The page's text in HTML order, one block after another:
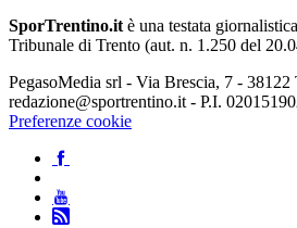
SporTrentino.it è una testata
Tribunale di Trento (aut. n. 1.250 del
PegasoMedia srl - Via Brescia, 7 - 38122
redazione@sportrentino.it - P.I.
Preferenze cookie